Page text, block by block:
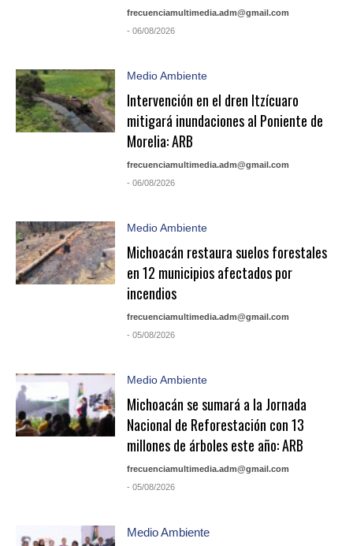
frecuenciamultimedia.adm@gmail.com
- 06/08/2026
Medio Ambiente
Intervención en el dren Itzícuaro
mitigará inundaciones al Poniente de
Morelia: ARB
frecuenciamultimedia.adm@gmail.com
- 06/08/2026
Medio Ambiente
Michoacán restaura suelos forestales
en 12 municipios afectados por
incendios
frecuenciamultimedia.adm@gmail.com
- 05/08/2026
Medio Ambiente
Michoacán se sumará a la Jornada
Nacional de Reforestación con 13
millones de árboles este año: ARB
frecuenciamultimedia.adm@gmail.com
- 05/08/2026
Medio Ambiente